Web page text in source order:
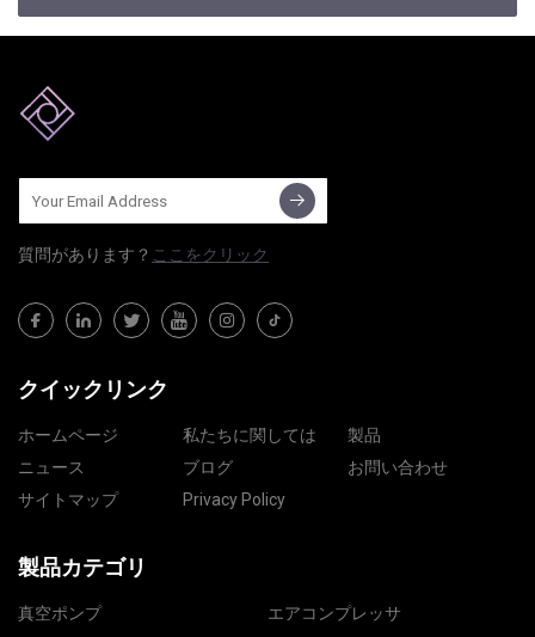
質問​​があります？ ここをクリック
クイックリンク
ホームページ 私たちに関しては
製品
ニュース
ブログ
お問い合わせ
サイトマップ
Privacy Policy
製品カテゴリ
真空ポンプ
エアコンプレッサ